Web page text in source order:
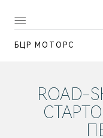
БЦР МОТОРС
ROAD-